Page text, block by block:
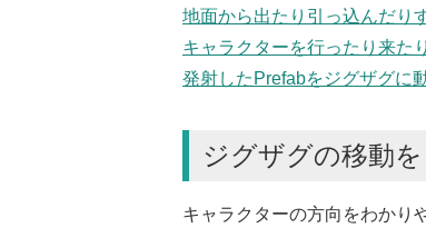
地面から出たり引っ込んだり
キャラクターを行ったり来た
発射したPrefabをジグザグに
ジグザグの移動
キャラクターの方向をわかり